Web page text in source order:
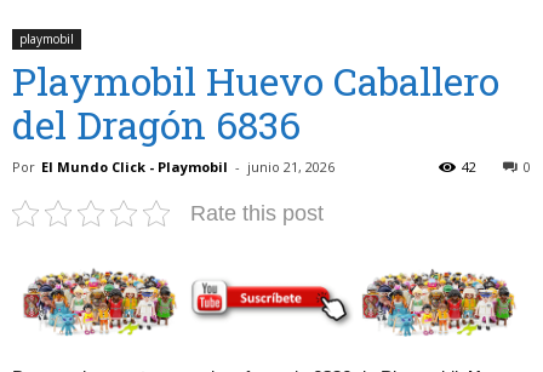
playmobil
Playmobil Huevo Caballero
del Dragón 6836
Por El Mundo Click - Playmobil - junio 21, 2026 0
42
Rate this post